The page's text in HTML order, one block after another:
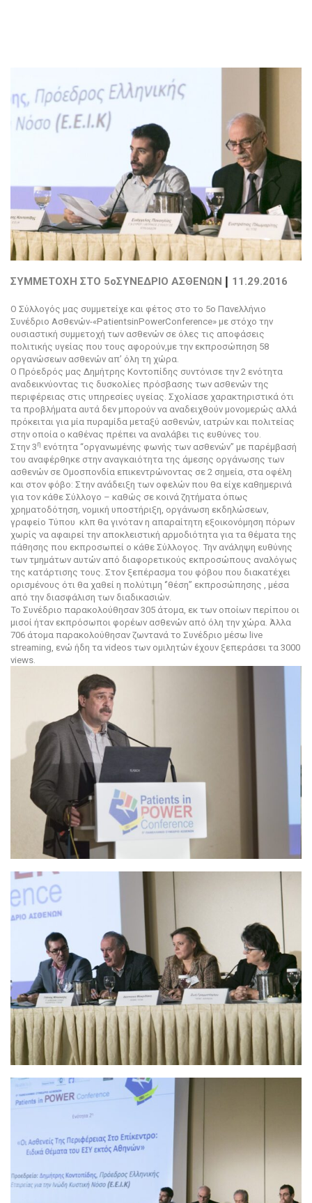
ΣΥΜΜΕΤΟΧΗ ΣΤΟ 5oΣΥΝΕΔΡΙΟ ΑΣΘΕΝΩΝ | 11.29.2016
Ο Σύλλογός μας συμμετείχε και φέτος στο το 5ο Πανελλήνιο
Συνέδριο Ασθενών-«PatientsinPowerConference» με στόχο την
ουσιαστική συμμετοχή των ασθενών σε όλες τις αποφάσεις
πολιτικής υγείας που τους αφορούν,με την εκπροσώπηση 58
οργανώσεων ασθενών απ’ όλη τη χώρα.
Ο Πρόεδρός μας Δημήτρης Κοντοπίδης συντόνισε την 2 ενότητα
αναδεικνύοντας τις δυσκολίες πρόσβασης των ασθενών της
περιφέρειας στις υπηρεσίες υγείας. Σχολίασε χαρακτηριστικά ότι
τα προβλήματα αυτά δεν μπορούν να αναδειχθούν μονομερώς αλλά
πρόκειται για μία πυραμίδα μεταξύ ασθενών, ιατρών και πολιτείας
στην οποία ο καθένας πρέπει να αναλάβει τις ευθύνες του.
Στην 3η ενότητα “οργανωμένης φωνής των ασθενών” με παρέμβασή
του αναφέρθηκε στην αναγκαιότητα της άμεσης οργάνωσης των
ασθενών σε Ομοσπονδία επικεντρώνοντας σε 2 σημεία, στα οφέλη
και στον φόβο: Στην ανάδειξη των οφελών που θα είχε καθημερινά
για τον κάθε Σύλλογο – καθώς σε κοινά ζητήματα όπως
χρηματοδότηση, νομική υποστήριξη, οργάνωση εκδηλώσεων,
γραφείο Τύπου κλπ θα γινόταν η απαραίτητη εξοικονόμηση πόρων
χωρίς να αφαιρεί την αποκλειστική αρμοδιότητα για τα θέματα της
πάθησης που εκπροσωπεί ο κάθε Σύλλογος. Την ανάληψη ευθύνης
των τμημάτων αυτών από διαφορετικούς εκπροσώπους αναλόγως
της κατάρτισης τους. Στον ξεπέρασμα του φόβου που διακατέχει
ορισμένους ότι θα χαθεί η πολύτιμη ‘’θέση’’ εκπροσώπησης , μέσα
από την διασφάλιση των διαδικασιών.
Το Συνέδριο παρακολούθησαν 305 άτομα, εκ των οποίων περίπου οι
μισοί ήταν εκπρόσωποι φορέων ασθενών από όλη την χώρα. Άλλα
706 άτομα παρακολούθησαν ζωντανά το Συνέδριο μέσω live
streaming, ενώ ήδη τα videos των ομιλητών έχουν ξεπεράσει τα 3000
views.